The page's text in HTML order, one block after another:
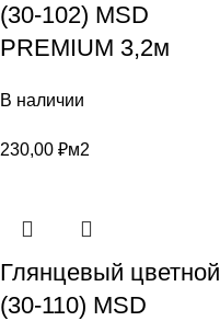
(30-102) MSD
PREMIUM 3,2м
В наличии
230,00 ₽м2
Глянцевый цветной
(30-110) MSD